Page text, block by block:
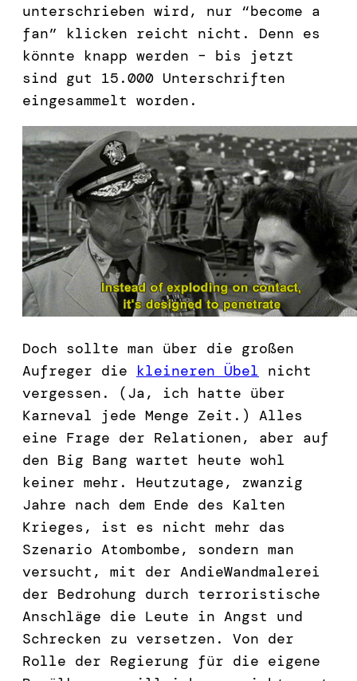
unterschrieben wird, nur “become a
fan” klicken reicht nicht. Denn es
könnte knapp werden – bis jetzt
sind gut 15.000 Unterschriften
eingesammelt worden.
Doch sollte man über die großen
Aufreger die kleineren Übel nicht
vergessen. (Ja, ich hatte über
Karneval jede Menge Zeit.) Alles
eine Frage der Relationen, aber auf
den Big Bang wartet heute wohl
keiner mehr. Heutzutage, zwanzig
Jahre nach dem Ende des Kalten
Krieges, ist es nicht mehr das
Szenario Atombombe, sondern man
versucht, mit der AndieWandmalerei
der Bedrohung durch terroristische
Anschläge die Leute in Angst und
Schrecken zu versetzen. Von der
Rolle der Regierung für die eigene